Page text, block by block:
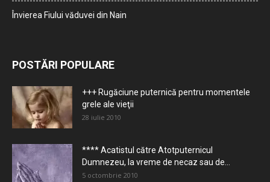
Învierea Fiului văduvei din Nain
POSTĂRI POPULARE
+++ Rugăciune puternică pentru momentele
grele ale vieţii
28 iulie 2010
**** Acatistul către Atotputernicul
Dumnezeu, la vreme de necaz sau de...
5 octombrie 2010